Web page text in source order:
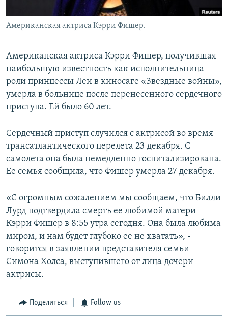
Американская актриса Кэрри Фишер.
Американская актриса Кэрри Фишер, получившая
наибольшую известность как исполнительница
роли принцессы Леи в киносаге «Звездные войны»,
умерла в больнице после перенесенного сердечного
приступа. Ей было 60 лет.
Сердечный приступ случился с актрисой во время
трансатлантического перелета 23 декабря. С
самолета она была немедленно госпитализирована.
Ее семья сообщила, что Фишер умерла 27 декабря.
«С огромным сожалением мы сообщаем, что Билли
Лурд подтвердила смерть ее любимой матери
Кэрри Фишер в 8:55 утра сегодня. Она была любима
миром, и нам будет глубоко ее не хватать», -
говорится в заявлении представителя семьи
Симона Холса, выступившего от лица дочери
актрисы.
Поделиться Follow us